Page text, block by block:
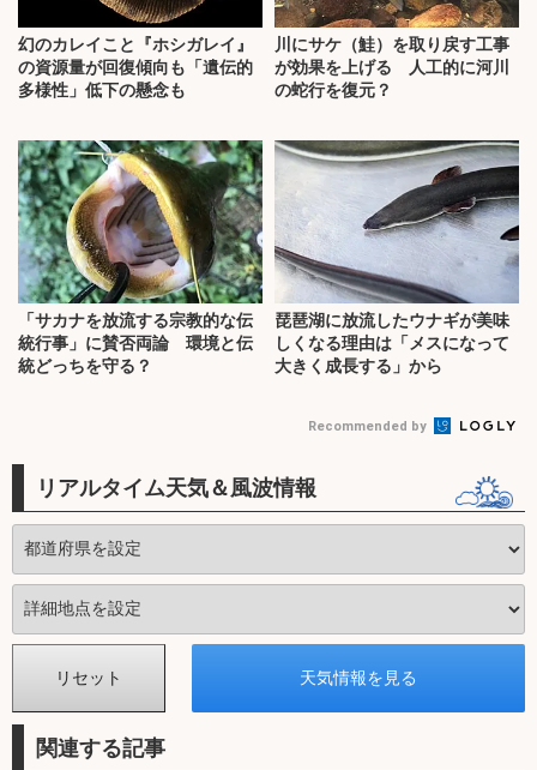
幻のカレイこと『ホシガレイ』
の資源量が回復傾向も「遺伝的
多様性」低下の懸念も
川にサケ（鮭）を取り戻す工事
が効果を上げる 人工的に河川
の蛇行を復元？
「サカナを放流する宗教的な伝
統行事」に賛否両論 環境と伝
統どっちを守る？
琵琶湖に放流したウナギが美味
しくなる理由は「メスになって
大きく成長する」から
Recommended by
リアルタイム天気＆風波情報
関連する記事